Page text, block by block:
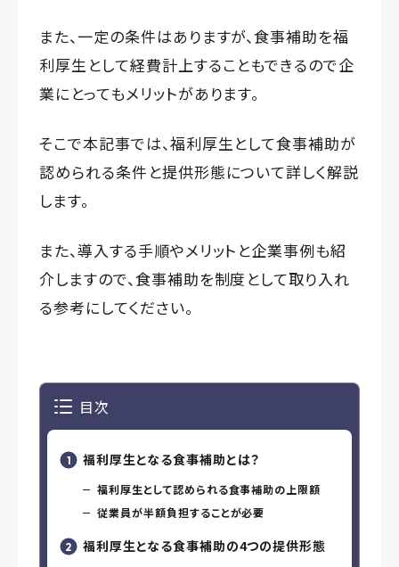
また、一定の条件はありますが、食事補助を福
利厚生として経費計上することもできるので企
業にとってもメリットがあります。
そこで本記事では、福利厚生として食事補助が
認められる条件と提供形態について詳しく解説
します。
また、導入する手順やメリットと企業事例も紹
介しますので、食事補助を制度として取り入れ
る参考にしてください。
目次
福利厚生となる食事補助とは？
福利厚生として認められる食事補助の上限額
従業員が半額負担することが必要
福利厚生となる食事補助の4つの提供形態